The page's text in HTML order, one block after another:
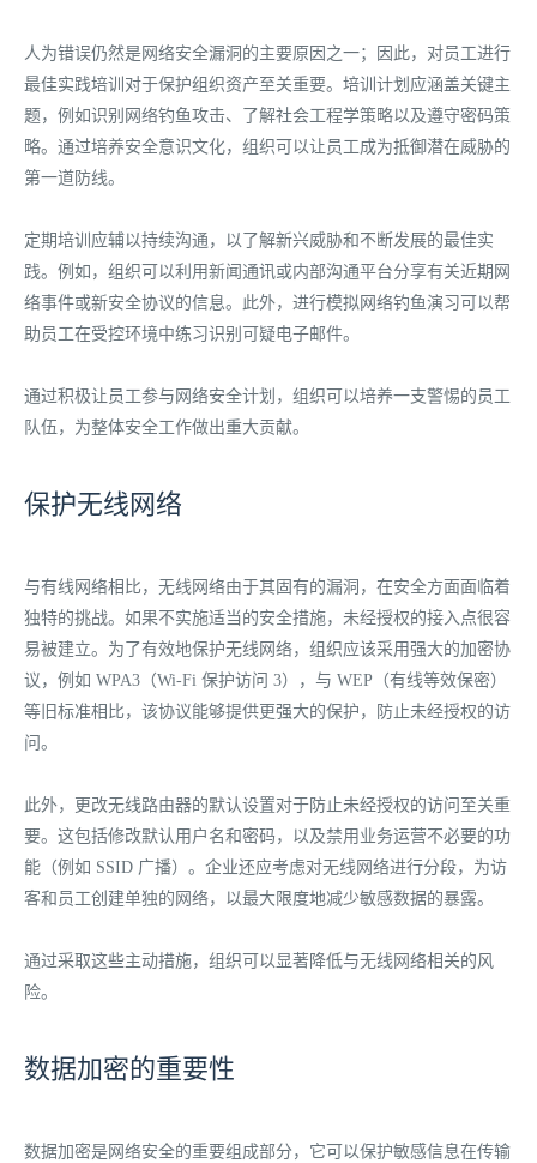
人为错误仍然是网络安全漏洞的主要原因之一；因此，对员工进行
最佳实践培训对于保护组织资产至关重要。培训计划应涵盖关键主
题，例如识别网络钓鱼攻击、了解社会工程学策略以及遵守密码策
略。通过培养安全意识文化，组织可以让员工成为抵御潜在威胁的
第一道防线。
定期培训应辅以持续沟通，以了解新兴威胁和不断发展的最佳实
践。例如，组织可以利用新闻通讯或内部沟通平台分享有关近期网
络事件或新安全协议的信息。此外，进行模拟网络钓鱼演习可以帮
助员工在受控环境中练习识别可疑电子邮件。
通过积极让员工参与网络安全计划，组织可以培养一支警惕的员工
队伍，为整体安全工作做出重大贡献。
保护无线网络
与有线网络相比，无线网络由于其固有的漏洞，在安全方面面临着
独特的挑战。如果不实施适当的安全措施，未经授权的接入点很容
易被建立。为了有效地保护无线网络，组织应该采用强大的加密协
议，例如 WPA3（Wi-Fi 保护访问 3），与 WEP（有线等效保密）
等旧标准相比，该协议能够提供更强大的保护，防止未经授权的访
问。
此外，更改无线路由器的默认设置对于防止未经授权的访问至关重
要。这包括修改默认用户名和密码，以及禁用业务运营不必要的功
能（例如 SSID 广播）。企业还应考虑对无线网络进行分段，为访
客和员工创建单独的网络，以最大限度地减少敏感数据的暴露。
通过采取这些主动措施，组织可以显著降低与无线网络相关的风
险。
数据加密的重要性
数据加密是网络安全的重要组成部分，它可以保护敏感信息在传输